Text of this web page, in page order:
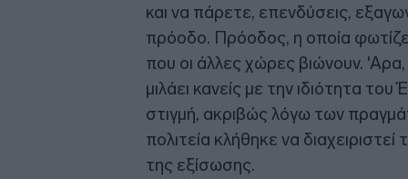
και να πάρετε, επενδύσεις,
πρόοδο. Πρόοδος, η οποία
που οι άλλες χώρες βιώνουν.
μιλάει κανείς με την ιδιότητα
στιγμή, ακριβώς λόγω των
πολιτεία κλήθηκε να
της εξίσωσης.